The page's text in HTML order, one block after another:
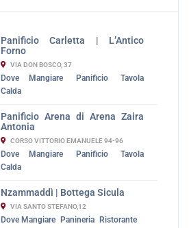
Panificio Carletta | L’Antico
Forno
VIA DON BOSCO, 37
Dove Mangiare Panificio
Tavola
Calda
Panificio Arena di Arena Zaira
Antonia
CORSO VITTORIO EMANUELE 94-96
Dove Mangiare Panificio
Tavola
Calda
Nzammaddì | Bottega Sicula
VIA SANTO STEFANO,12
Dove Mangiare Panineria Ristorante